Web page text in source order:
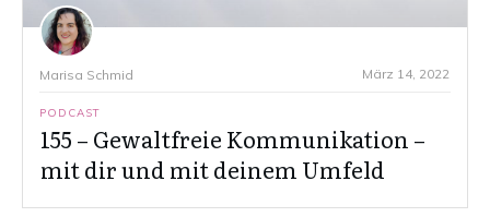
Marisa Schmid März 14, 2022
PODCAST
155 – Gewaltfreie Kommunikation –
mit dir und mit deinem Umfeld